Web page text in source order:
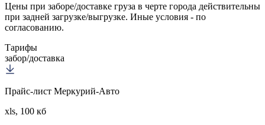
Цены при заборе/доставке груза в черте города действительны
при задней загрузке/выгрузке. Иные условия - по
согласованию.
Тарифы
забор/доставка
Прайс-лист Меркурий-Авто
xls, 100 кб